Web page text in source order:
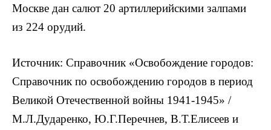
Москве дан салют 20 артиллерийскими залпами
из 224 орудий.
Источник: Справочник «Освобождение городов:
Справочник по освобождению городов в период
Великой Отечественной войны 1941-1945» /
М.Л.Дударенко, Ю.Г.Перечнев, В.Т.Елисеев и